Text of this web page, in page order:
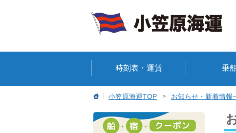
時刻表・運賃 乗
小笠原海運TOP お知らせ・新着情報